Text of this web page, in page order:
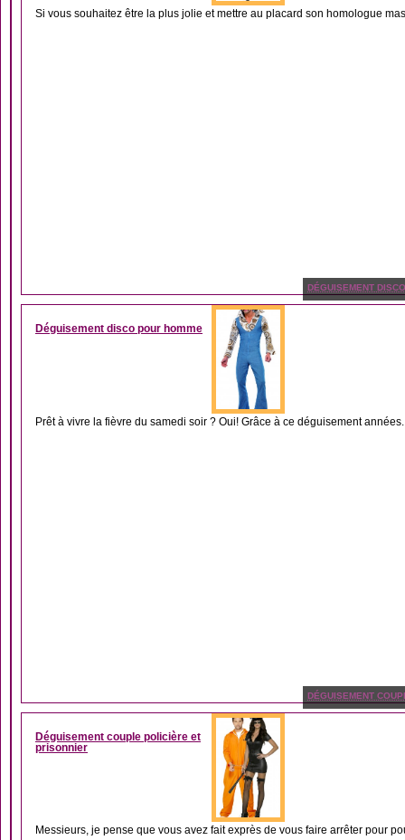
Si vous souhaitez être la plus jolie et mettre au placard son homologue
DÉGUISEMENT DISCO
Déguisement disco pour homme
Prêt à vivre la fièvre du samedi soir ? Oui! Grâce à ce déguisement
DÉGUISEMENT
Déguisement couple policière et
prisonnier
Messieurs, je pense que vous avez fait exprès de vous faire arrêter pour